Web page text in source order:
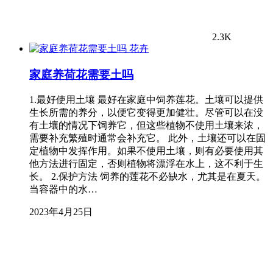
2.3K
花卉
家庭养荷花需要土吗
1.最好使用土壤 最好在家庭中饲养莲花。土壤可以提供
生长所需的养分，以便它变得更加健壮。尽管可以在没
有土壤的情况下饲养它，但这些植物不使用土壤来浓，
需要补充繁殖时通常会补充它。 此外，土壤还可以在固
定植物中发挥作用。如果不使用土壤，则有必要使用其
他方法进行固定，否则植物将漂浮在水上，这不利于生
长。 2.保护方法 饲养的莲花不必缺水，尤其是在夏天。
当容器中的水…
2023年4月25日